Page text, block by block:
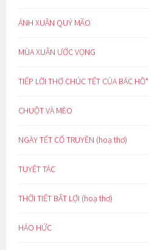
ÁNH XUÂN QUÝ MÃO
MÙA XUÂN ƯỚC VỌNG
TIẾP LỜI THƠ CHÚC TẾT CỦA BÁC HỒ*
CHUỘT VÀ MÈO
NGÀY TẾT CỔ TRUYỀN (hoạ thơ)
TUYỆT TÁC
THỜI TIẾT BẤT LỢI (hoạ thơ)
HÁO HỨC